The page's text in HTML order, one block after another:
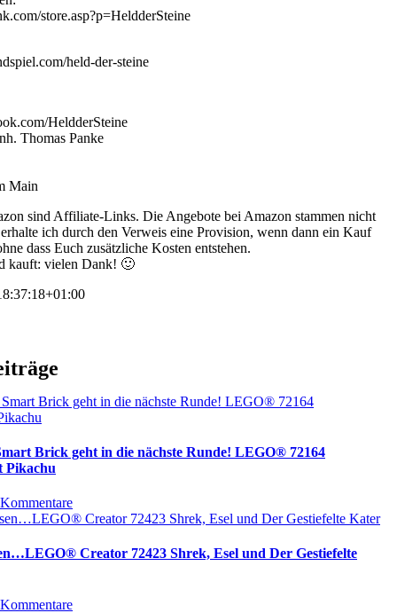
store.asp?p=HeldderSteine
held-der-steine
HeldderSteine
Thomas Panke
Main
sind Affiliate-Links. Die Angebote bei Amazon stammen nicht
ich durch den Verweis eine Provision, wenn dann ein Kauf
dass Euch zusätzliche Kosten entstehen.
kauft: vielen Dank! 🙂
Brick geht in die nächste Runde! LEGO® 72164
Pikachu
Creator 72423 Shrek, Esel und Der Gestiefelte